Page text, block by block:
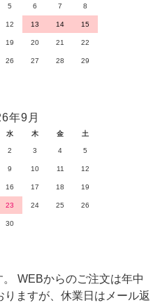
5 6 7 8
12 13 14 15
19 20 21 22
26 27 28 29
年9月
水 木 金 土
2 3 4 5
9 10 11 12
16 17 18 19
23 24 25 26
30
WEBからのご注文は年中
ますが、休業日はメール返